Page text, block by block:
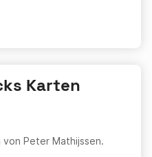
Karten
Peter Mathijssen.